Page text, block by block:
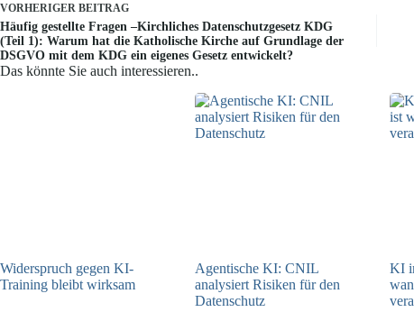
VORHERIGER BEITRAG
Häufig gestellte Fragen –Kirchliches Datenschutzgesetz KDG
(Teil 1): Warum hat die Katholische Kirche auf Grundlage der
DSGVO mit dem KDG ein eigenes Gesetz entwickelt?
Das könnte Sie auch interessieren..
Widerspruch gegen KI-
Training bleibt wirksam
Agentische KI: CNIL
analysiert Risiken für den
Datenschutz
KI